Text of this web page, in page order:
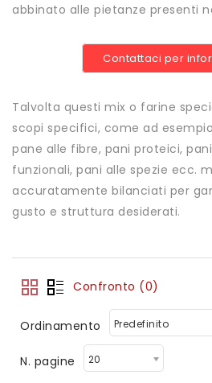
abbinato alle pietanze presenti
Contattaci per
Talvolta questi mix o farine
scopi specifici, come ad
pane alle fibre, pani proteici,
funzionali, pani alle spezie ecc.
accuratamente bilanciati per
gusto e struttura desiderati.
Confronto (0)
Ordinamento Predefinito
N. pagine 20